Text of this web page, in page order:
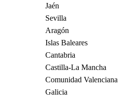
Jaén
Sevilla
Aragón
Islas Baleares
Cantabria
Castilla-La Mancha
Comunidad Valenciana
Galicia